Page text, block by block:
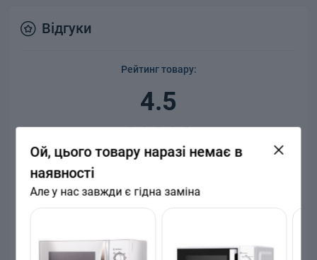
Відгуки
Рейтинг товару:
4.5
Відгуків: 2
5
3
Ой, цього товару наразі немає в
наявності
Але у нас завжди є гідна заміна